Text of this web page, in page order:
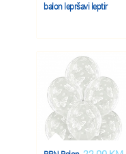
balon lepršavi leptir